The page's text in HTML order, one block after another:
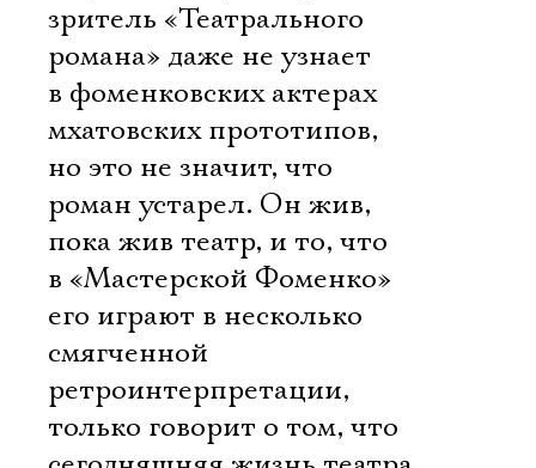
зритель «Театрального
романа» даже не узнает
в фоменковских актерах
мхатовских прототипов,
но это не значит, что
роман устарел. Он жив,
пока жив театр, и то, что
в «Мастерской Фоменко»
его играют в несколько
смягченной
ретроинтерпретации,
только говорит о том, что
Имя
Ознакомиться